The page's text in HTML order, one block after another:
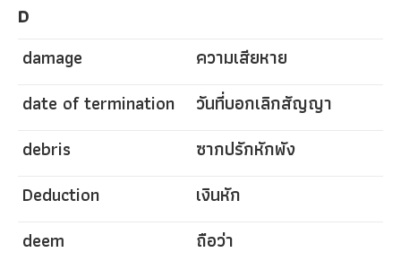
D
damage
ความเสียหาย
date of termination
วันที่บอกเลิกสัญญา
debris
ซากปรักหักพัง
Deduction
เงินหัก
deem
ถือว่า